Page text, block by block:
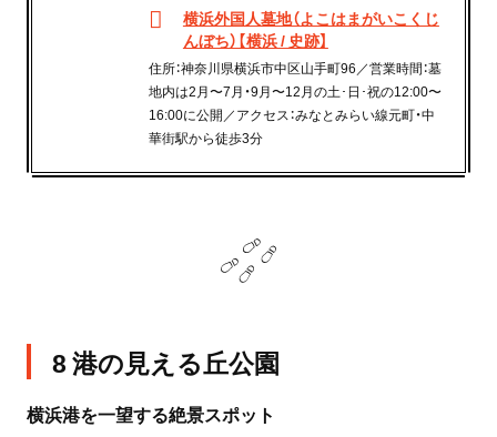
横浜外国人墓地（よこはまがいこくじ
んぼち）【横浜 / 史跡】
住所：神奈川県横浜市中区山手町96／営業時間：墓
地内は2月〜7月・9月〜12月の土･日･祝の12:00〜
16:00に公開／アクセス：みなとみらい線元町・中
華街駅から徒歩3分
8 港の見える丘公園
横浜港を一望する絶景スポット